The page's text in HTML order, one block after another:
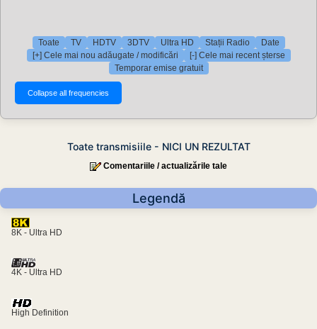
Toate TV HDTV 3DTV Ultra HD Stații Radio
Date
[+] Cele mai nou adăugate / modificări
[-] Cele mai recent șterse
Temporar emise gratuit
Toate transmisiile - NICI UN REZULTAT
Comentariile / actualizările tale
Legendă
8K - Ultra HD
4K - Ultra HD
High Definition